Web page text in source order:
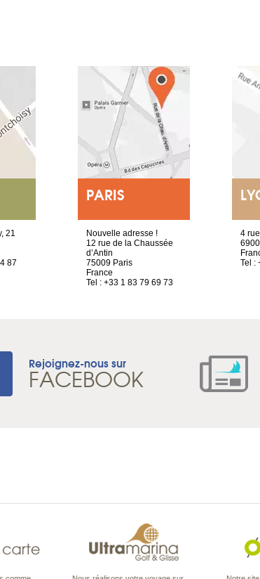
21
87
PARIS
Nouvelle adresse !
12 rue de la Chaussée
d’Antin
75009 Paris
France
Tel : +33 1 83 79 69 73
4
Tel :
Rejoignez-nous sur
FACEBOOK